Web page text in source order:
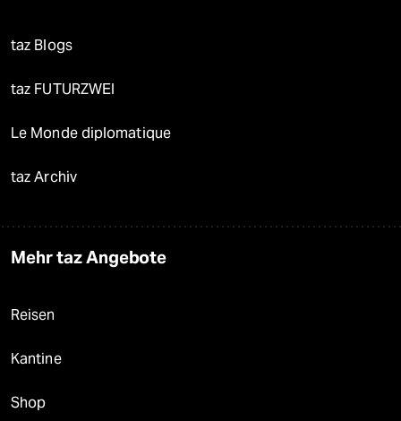
taz Blogs
taz FUTURZWEI
Le Monde diplomatique
taz Archiv
Mehr taz Angebote
Reisen
Kantine
Shop